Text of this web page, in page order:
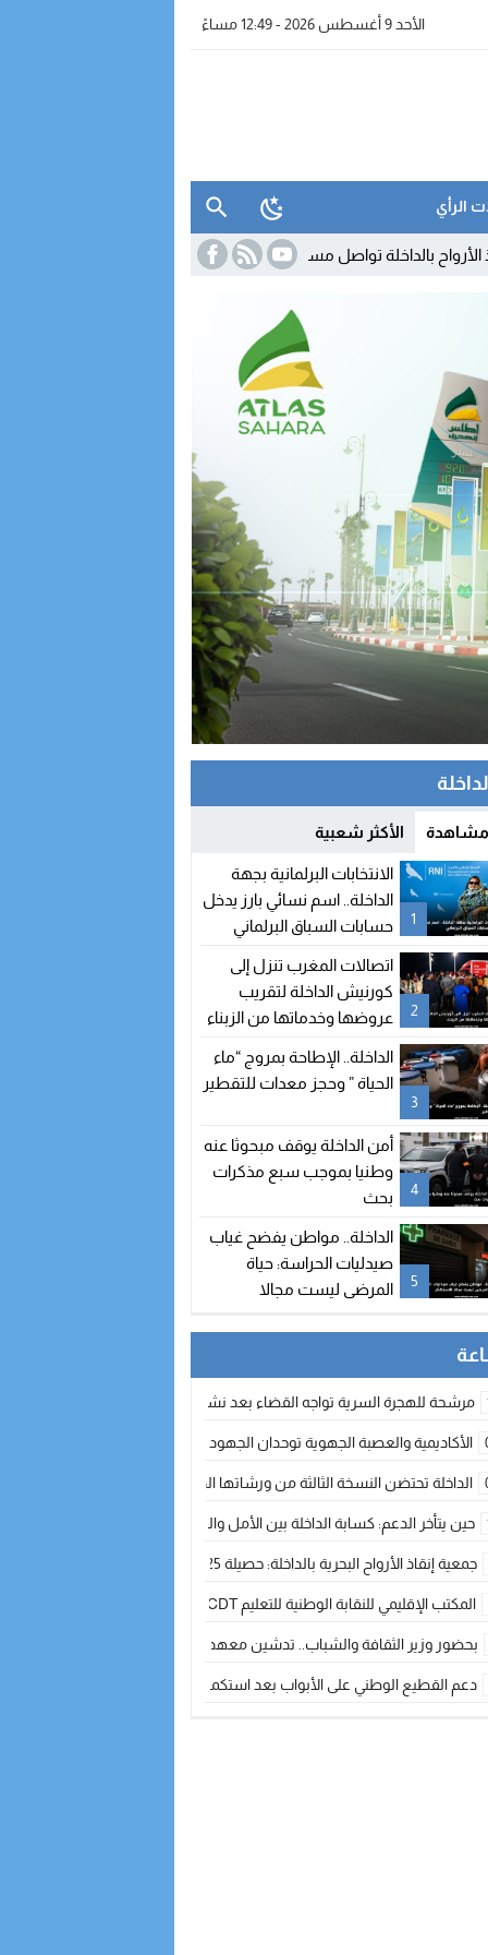
الأحد 9 أغسطس 2026 - 12:49 مساءً
الرأي
تواصل مساندة البحارة في الظروف الصعبة 08:00
مشاهدة الأكثر شعبية
1
الانتخابات البرلمانية بجهة
الداخلة.. اسم نسائي بارز يدخل
حسابات السباق البرلماني
2
اتصالات المغرب تنزل إلى
كورنيش الداخلة لتقريب
عروضها وخدماتها من الزبناء
3
الداخلة.. الإطاحة بمروج “ماء
الحياة ” وحجز معدات للتقطير
4
أمن الداخلة يوقف مبحوثا عنه
وطنيا بموجب سبع مذكرات
بحث
5
الداخلة.. مواطن يفضح غياب
صيدليات الحراسة: حياة
المرضى ليست مجالا
مرشحة للهجرة السرية تواجه القضاء بعد نشر معطيات مضللة
الأكاديمية والعصبة الجهوية توحدان الجهود لتطوير الممارسة الكروية بجهة
الداخلة تحتضن النسخة الثالثة من ورشاتها الدولية: تكوين متخصص في التراث
حين يتأخر الدعم: كسابة الداخلة بين الأمل والقلق ؟
جمعية إنقاذ الأرواح البحرية بالداخلة: حصيلة 2025 بين مهام الإنقاذ ومشروع “دار البحار”
المكتب الإقليمي للنقابة الوطنية للتعليم CDT يجتمع مع المدير الإقليمي لمناقشة ملفات جوهرية لنساء ورجال التعليم
بحضور وزير الثقافة والشباب.. تدشين معهد الموسيقى والفنون الكوريغرافية بالداخلة
دعم القطيع الوطني على الأبواب بعد استكمال الترقيم… الفلاحة المغربية